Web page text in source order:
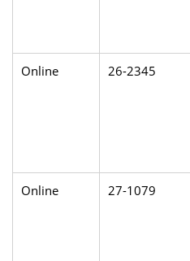
Online 26-2345
Online 27-1079